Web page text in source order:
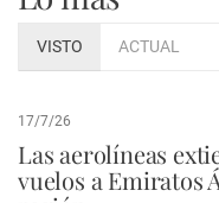
VISTO ACTUAL
17/7/26
Las aerolíneas
vuelos a Emiratos